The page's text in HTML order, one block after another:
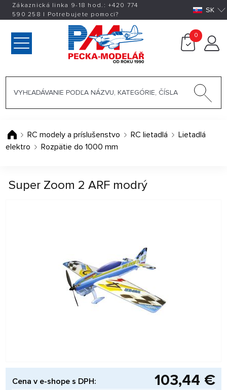
Zákaznická linka 9-18 hod.:+420 774
590 258 | Potrebujete pomoci? SK
0
RC modely a príslušenstvo RC lietadlá
Lietadlá
elektro
Rozpätie do 1000 mm
Super Zoom 2 ARF modrý
Cena v e-shope s DPH: 103,44 €